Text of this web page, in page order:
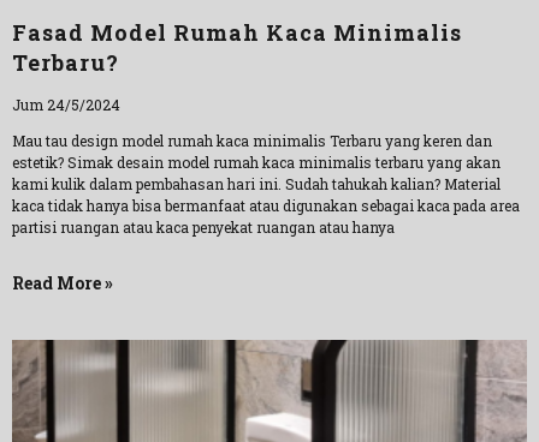
Fasad Model Rumah Kaca Minimalis
Terbaru?
Jum 24/5/2024
Mau tau design model rumah kaca minimalis Terbaru yang keren dan
estetik? Simak desain model rumah kaca minimalis terbaru yang akan
kami kulik dalam pembahasan hari ini. Sudah tahukah kalian? Material
kaca tidak hanya bisa bermanfaat atau digunakan sebagai kaca pada area
partisi ruangan atau kaca penyekat ruangan atau hanya
Read More »